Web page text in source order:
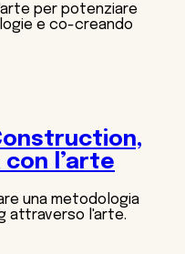
per potenziare
e co-creando
l’arte
una metodologia
attraverso l'arte.